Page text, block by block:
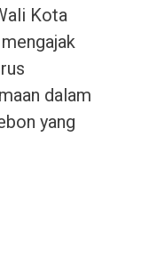
Kota
dalam
yang